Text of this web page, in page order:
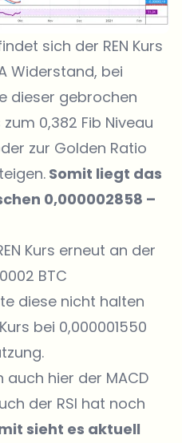
sich der REN Kurs
Widerstand, bei
dieser gebrochen
0,382 Fib Niveau
zur Golden Ratio
Somit liegt das
0,000002858 –
Kurs erneut an der
BTC
diese nicht halten
bei 0,000001550
hier der MACD
der RSI hat noch
sieht es aktuell